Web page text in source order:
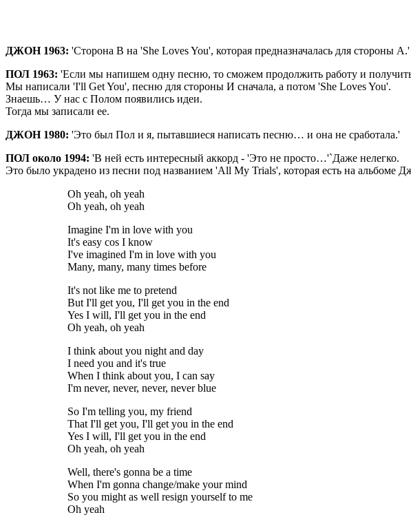
ДЖОН 1963: 'Сторона B на 'She Loves You', которая предназначалась для стороны A.'
ПОЛ 1963: 'Если мы напишем одну песню, то сможем продолжить работу и
Мы написали 'I'll Get You', песню для стороны И сначала, а потом 'She Loves You'.
Знаешь… У нас с Полом появились идеи.
Тогда мы записали ее.
ДЖОН 1980: 'Это был Пол и я, пытавшиеся написать песню… и она не сработала.'
ПОЛ около 1994: 'В ней есть интересный аккорд - 'Это не просто…'`Даже нелегко.
Это было украдено из песни под названием 'All My Trials', которая есть на альбоме
Oh yeah, oh yeah
Oh yeah, oh yeah
Imagine I'm in love with you
It's easy cos I know
I've imagined I'm in love with you
Many, many, many times before
It's not like me to pretend
But I'll get you, I'll get you in the end
Yes I will, I'll get you in the end
Oh yeah, oh yeah
I think about you night and day
I need you and it's true
When I think about you, I can say
I'm never, never, never, never blue
So I'm telling you, my friend
That I'll get you, I'll get you in the end
Yes I will, I'll get you in the end
Oh yeah, oh yeah
Well, there's gonna be a time
When I'm gonna change/make your mind
So you might as well resign yourself to me
Oh yeah